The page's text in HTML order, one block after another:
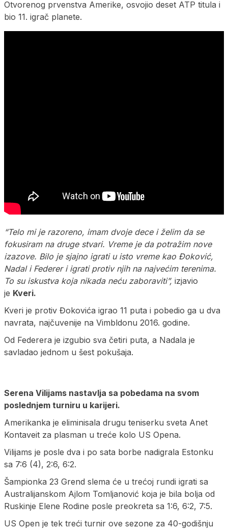
Otvorenog prvenstva Amerike, osvojio deset ATP titula i
bio 11. igrač planete.
“Telo mi je razoreno, imam dvoje dece i želim da se
fokusiram na druge stvari. Vreme je da potražim nove
izazove. Bilo je sjajno igrati u isto vreme kao Đoković,
Nadal i Federer i igrati protiv njih na najvećim terenima.
To su iskustva koja nikada neću zaboraviti”, izjavio
je Kveri.
Kveri je protiv Đokovića igrao 11 puta i pobedio ga u dva
navrata, najčuvenije na Vimbldonu 2016. godine.
Od Federera je izgubio sva četiri puta, a Nadala je
savladao jednom u šest pokušaja.
Serena Vilijams nastavlja sa pobedama na svom
poslednjem turniru u karijeri.
Amerikanka je eliminisala drugu teniserku sveta Anet
Kontaveit za plasman u treće kolo US Opena.
Vilijams je posle dva i po sata borbe nadigrala Estonku
sa 7:6 (4), 2:6, 6:2.
Šampionka 23 Grend slema će u trećoj rundi igrati sa
Australijanskom Ajlom Tomljanović koja je bila bolja od
Ruskinje Elene Rodine posle preokreta sa 1:6, 6:2, 7:5.
US Open je tek treći turnir ove sezone za 40-godišnju